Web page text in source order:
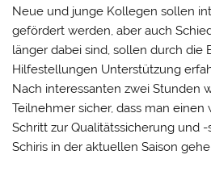
Neue und junge Kollegen sollen
gefördert werden, aber auch
länger dabei sind, sollen durch die
Hilfestellungen Unterstützung
Nach interessanten zwei Stunden
Teilnehmer sicher, dass man
Schritt zur Qualitätssicherung und
Schiris in der aktuellen Saison